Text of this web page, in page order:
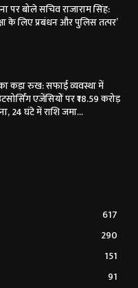
पर बोले सचिव राजाराम सिंह:
के लिए प्रबंधन और पुलिस तत्पर’
कड़ा रुख: सफाई व्यवस्था में
एजेंसियों पर ₹18.59 करोड़
24 घंटे में राशि जमा...
617
290
151
91